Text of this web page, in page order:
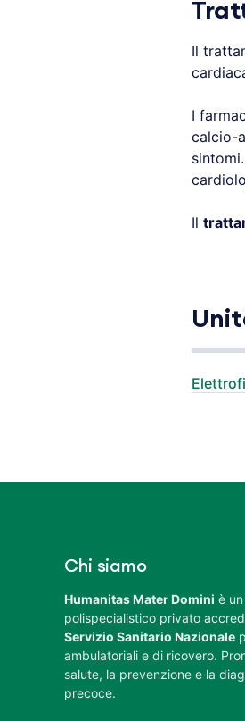
Il
I
calcio-
Il
Chi siamo
Humanitas Mater Domini è
polispecialistico privato
Servizio Sanitario Nazionale
ambulatoriali e di ricovero.
salute, la prevenzione e la
precoce.